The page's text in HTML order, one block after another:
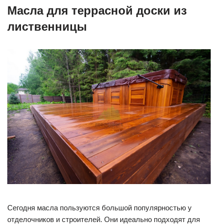
Масла для террасной доски из
лиственницы
Сегодня масла пользуются большой популярностью у
отделочников и строителей. Они идеально подходят для